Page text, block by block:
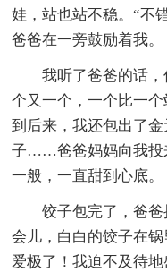
娃，站也站不稳。“不
爸爸在一旁鼓励着我。
我听了爸爸的话
个又一个，一个比一个
到后来，我还包出了
子……爸爸妈妈向我投
一般，一直甜到心底。
饺子包完了，爸
会儿，白白的饺子在
爱极了！我迫不及待